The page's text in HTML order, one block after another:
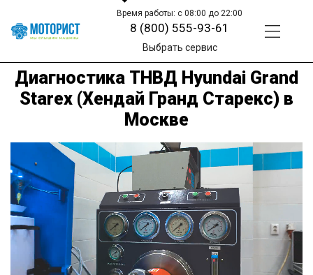
Время работы: с 08:00 до 22:00
8 (800) 555-93-61
Выбрать сервис
Диагностика ТНВД Hyundai Grand
Starex (Хендай Гранд Старекс) в
Москве